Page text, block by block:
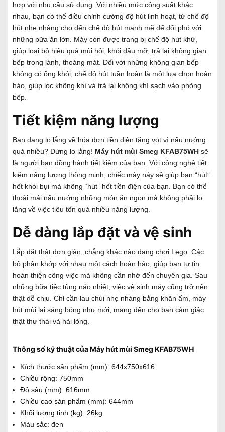
hợp với nhu cầu sử dụng. Với nhiều mức công suất khác
nhau, bạn có thể điều chỉnh cường độ hút linh hoạt, từ chế độ
hút nhẹ nhàng cho đến chế độ hút mạnh mẽ để đối phó với
những bữa ăn lớn. Máy còn được trang bị chế độ hút khử,
giúp loại bỏ hiệu quả mùi hôi, khói dầu mỡ, trả lại không gian
bếp trong lành, thoáng mát. Đối với những không gian bếp
không có ống khói, chế độ hút tuần hoàn là một lựa chọn hoàn
hảo, giúp lọc không khí và trả lại không khí sạch vào phòng
bếp.
Tiết kiệm năng lượng
Bạn đang lo lắng về hóa đơn tiền điện tăng vọt vì nấu nướng
quá nhiều? Đừng lo lắng! Máy hút mùi Smeg KFAB75WH sẽ
là người bạn đồng hành tiết kiệm của bạn. Với công nghệ tiết
kiệm năng lượng thông minh, chiếc máy này sẽ giúp bạn “hút”
hết khói bụi mà không “hút” hết tiền điện của bạn. Bạn có thể
thoải mái nấu nướng những món ăn ngon mà không phải lo
lắng về việc tiêu tốn quá nhiều năng lượng.
Dễ dàng lắp đặt và vệ sinh
Lắp đặt thật đơn giản, chẳng khác nào đang chơi Lego. Các
bộ phận khớp với nhau một cách hoàn hảo, giúp bạn tự tin
hoàn thiện công việc mà không cần nhờ đến chuyên gia. Sau
những bữa tiệc tùng náo nhiệt, việc vệ sinh máy cũng trở nên
thật dễ chịu. Chỉ cần lau chùi nhẹ nhàng bằng khăn ẩm, máy
hút mùi lại sáng bóng như mới, mang đến cho bạn cảm giác
thật thư thái và hài lòng.
Thông số kỹ thuật của Máy hút mùi Smeg KFAB75WH
Kích thước sản phẩm (mm): 644x750x616
Chiều rộng: 750mm
Độ sâu (mm): 616mm
Chiều cao sản phẩm (mm): 644mm
Khối lượng tịnh (kg): 26kg
Màu sắc: đen